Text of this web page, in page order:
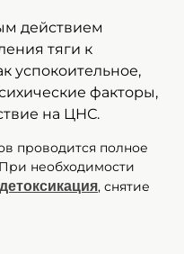
действием
тяги к
успокоительное,
факторы,
на ЦНС.
проводится полное
необходимости
детоксикация, снятие